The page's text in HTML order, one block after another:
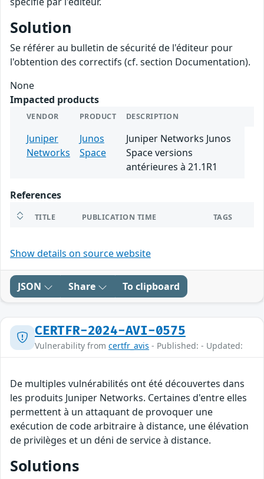
Solution
Se référer au bulletin de sécurité de l'éditeur pour
l'obtention des correctifs (cf. section Documentation).
None
Impacted products
VENDOR PRODUCT DESCRIPTION
Juniper
Networks
Junos
Space
Juniper Networks Junos
Space versions
antérieures à 21.1R1
References
TITLE PUBLICATION TIME TAGS
Show details on source website
JSON Share To clipboard
CERTFR-2024-AVI-0575
Vulnerability from certfr_avis - Published: - Updated:
De multiples vulnérabilités ont été découvertes dans
les produits Juniper Networks. Certaines d'entre elles
permettent à un attaquant de provoquer une
exécution de code arbitraire à distance, une élévation
de privilèges et un déni de service à distance.
Solutions